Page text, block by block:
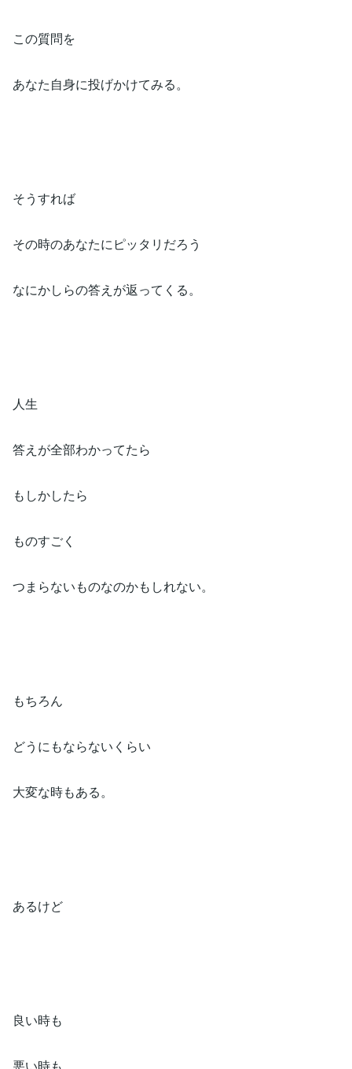
この質問を⁡
あなた自身に投げかけてみる。⁡
そうすれば⁡
その時のあなたにピッタリだろう⁡
なにかしらの答えが返ってくる。⁡
人生⁡
答えが全部わかってたら⁡
もしかしたら⁡
ものすごく⁡
つまらないものなのかもしれない。⁡
もちろん⁡
どうにもならないくらい⁡
大変な時もある。⁡
あるけど⁡
良い時も⁡
悪い時も⁡